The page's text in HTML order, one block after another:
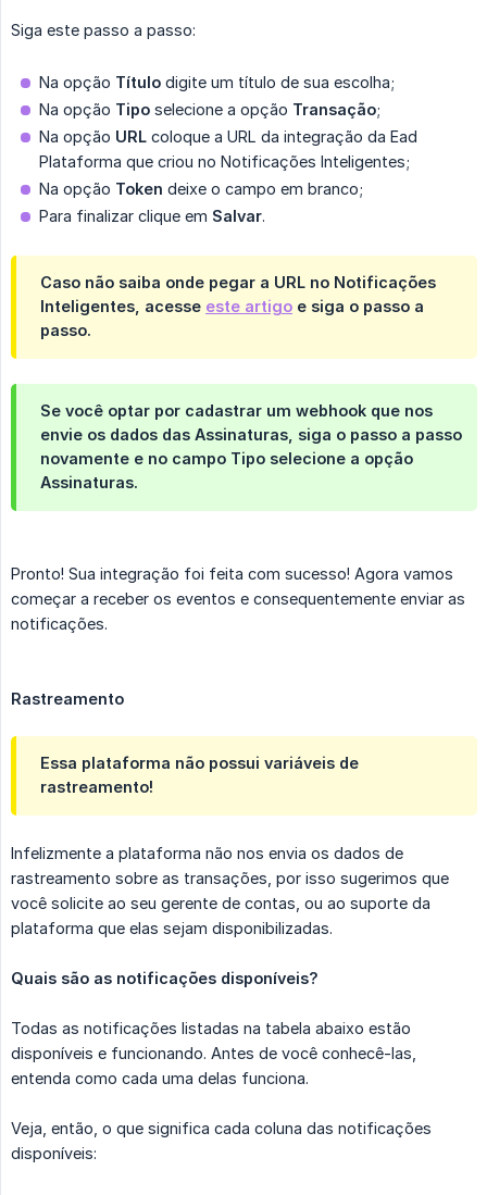
Siga este passo a passo:
Na opção Título digite um título de sua escolha;
Na opção Tipo selecione a opção Transação;
Na opção URL coloque a URL da integração da Ead
Plataforma que criou no Notificações Inteligentes;
Na opção Token deixe o campo em branco;
Para finalizar clique em Salvar.
Caso não saiba onde pegar a URL no Notificações
Inteligentes, acesse este artigo e siga o passo a
passo.
Se você optar por cadastrar um webhook que nos
envie os dados das Assinaturas , siga o passo a passo
novamente e no campo Tipo selecione a opção
Assinaturas.
Pronto! Sua integração foi feita com sucesso! Agora vamos
começar a receber os eventos e consequentemente enviar as
notificações.
Rastreamento
Essa plataforma não possui variáveis de
rastreamento!
Infelizmente a plataforma não nos envia os dados de
rastreamento sobre as transações, por isso sugerimos que
você solicite ao seu gerente de contas, ou ao suporte da
plataforma que elas sejam disponibilizadas.
Quais são as notificações disponíveis?
Todas as notificações listadas na tabela abaixo estão
disponíveis e funcionando. Antes de você conhecê-las,
entenda como cada uma delas funciona.
Veja, então, o que significa cada coluna das notificações
disponíveis: